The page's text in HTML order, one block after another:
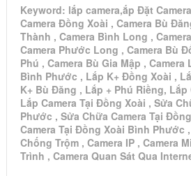
Keyword: lắp camera,ắp Đặt
Camera Đồng Xoài , Camera Bù
Thành , Camera Bình Long ,
Camera Phước Long , Camera Bù
Phú , Camera Bù Gia Mập ,
Bình Phước , Lắp K+ Đồng Xoài ,
K+ Bù Đăng , Lắp + Phú Riềng,
Lắp Camera Tại Đồng Xoài , Sửa
Phước , Sửa Chữa Camera Tại
Camera Tại Đồng Xoài Bình Phước
Chống Trộm , Camera IP , Camera
Trình , Camera Quan Sát Qua